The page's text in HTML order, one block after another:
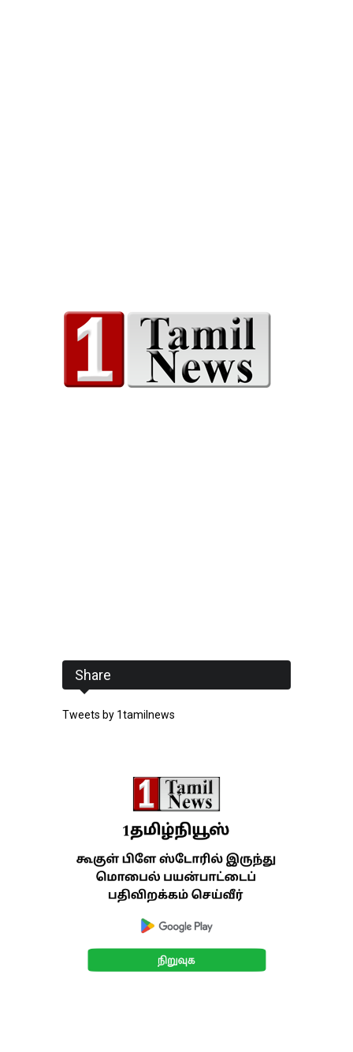
Share
Tweets by 1tamilnews